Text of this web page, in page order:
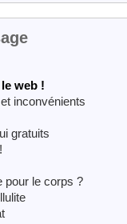
web !
inconvénients
gratuits
pour le corps ?